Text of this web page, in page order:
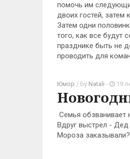
помочь им
двоих гостей,
Затем одни
того, как все будут
празднике быть не
проводить для
Юмор / by Natali - 19
Семья
Вдруг выстрел -
Мороза заказывали?